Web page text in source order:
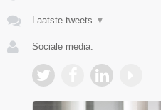
Laatste tweets ▼
Sociale media: